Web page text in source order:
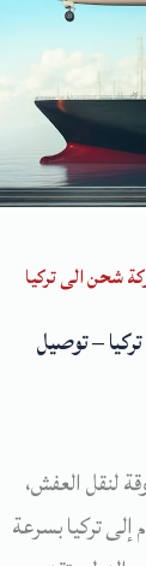
شحن الى تركيا
– توصيل
لنقل العفش،
إلى تركيا بسرعة